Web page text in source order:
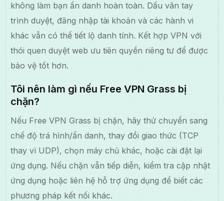
không làm bạn ẩn danh hoàn toàn. Dấu vân tay
trình duyệt, đăng nhập tài khoản và các hành vi
khác vẫn có thể tiết lộ danh tính. Kết hợp VPN với
thói quen duyệt web ưu tiên quyền riêng tư để được
bảo vệ tốt hơn.
Tôi nên làm gì nếu Free VPN Grass bị
chặn?
Nếu Free VPN Grass bị chặn, hãy thử chuyển sang
chế độ trá hình/ẩn danh, thay đổi giao thức (TCP
thay vì UDP), chọn máy chủ khác, hoặc cài đặt lại
ứng dụng. Nếu chặn vẫn tiếp diễn, kiểm tra cập nhật
ứng dụng hoặc liên hệ hỗ trợ ứng dụng để biết các
phương pháp kết nối khác.